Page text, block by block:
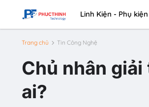
Linh Kiện - Phụ kiện
Trang chủ Tin Công Nghệ
Chủ nhân
ai?